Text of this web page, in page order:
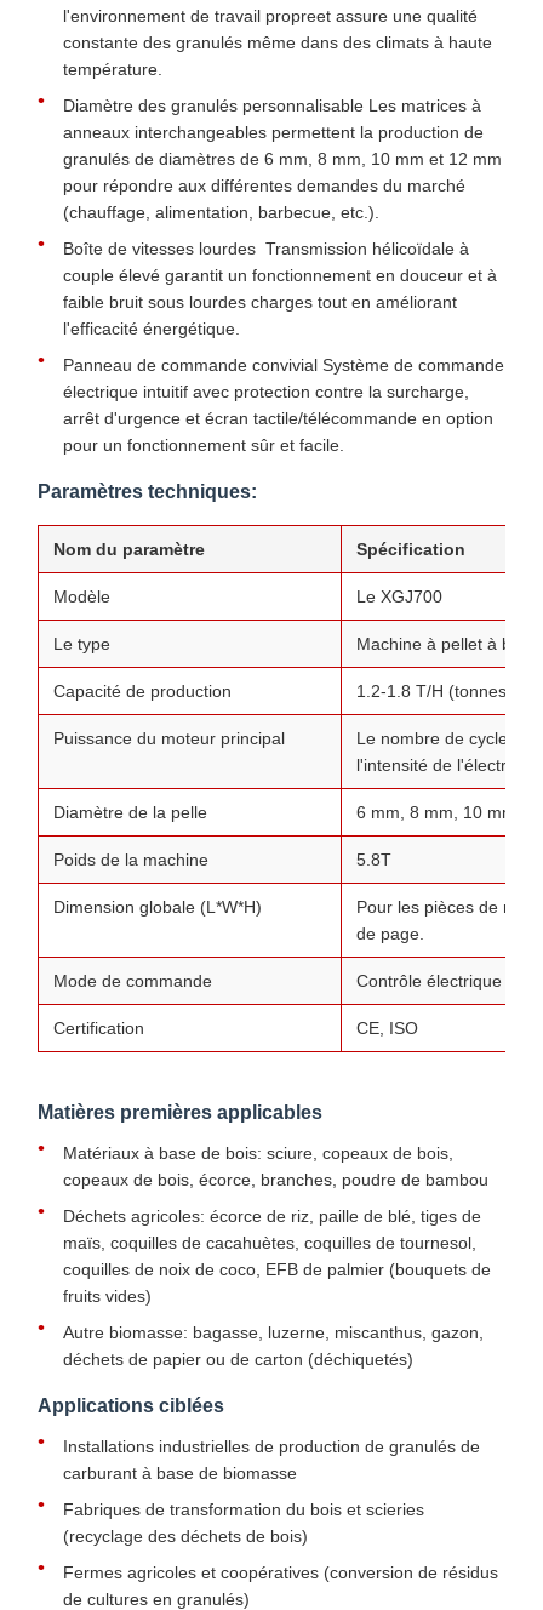
l'environnement de travail propreet assure une qualité
constante des granulés même dans des climats à haute
température.
Diamètre des granulés personnalisable Les matrices à
anneaux interchangeables permettent la production de
granulés de diamètres de 6 mm, 8 mm, 10 mm et 12 mm
pour répondre aux différentes demandes du marché
(chauffage, alimentation, barbecue, etc.).
Boîte de vitesses lourdes ️ Transmission hélicoïdale à
couple élevé garantit un fonctionnement en douceur et à
faible bruit sous lourdes charges tout en améliorant
l'efficacité énergétique.
Panneau de commande convivial Système de commande
électrique intuitif avec protection contre la surcharge,
arrêt d'urgence et écran tactile/télécommande en option
pour un fonctionnement sûr et facile.
Paramètres techniques:
Nom du paramètre Spécification
Modèle Le XGJ700
Le type Machine à pellet à bois
Capacité de production 1.2-1.8 T/H (tonnes par
Puissance du moteur principal
Le nombre de cycles
l'intensité de l'électricité.
Diamètre de la pelle 6 mm, 8 mm, 10 mm,
Poids de la machine 5.8T
Dimension globale (L*W*H)
Pour les pièces de
de page.
Mode de commande Contrôle électrique de
Certification CE, ISO
Matières premières applicables
Matériaux à base de bois: sciure, copeaux de bois,
copeaux de bois, écorce, branches, poudre de bambou
Déchets agricoles: écorce de riz, paille de blé, tiges de
maïs, coquilles de cacahuètes, coquilles de tournesol,
coquilles de noix de coco, EFB de palmier (bouquets de
fruits vides)
Autre biomasse: bagasse, luzerne, miscanthus, gazon,
déchets de papier ou de carton (déchiquetés)
Applications ciblées
Installations industrielles de production de granulés de
carburant à base de biomasse
Fabriques de transformation du bois et scieries
(recyclage des déchets de bois)
Fermes agricoles et coopératives (conversion de résidus
de cultures en granulés)